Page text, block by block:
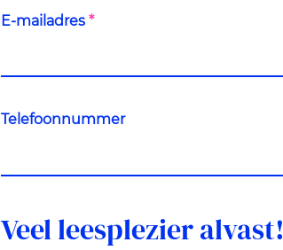
E-mailadres*
Telefoonnummer
Veel leesplezier alvast!